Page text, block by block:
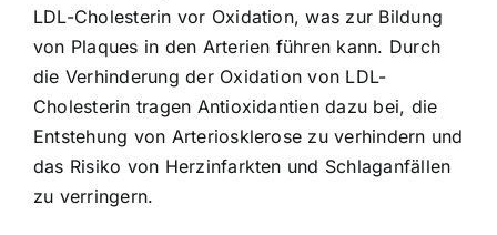
LDL-Cholesterin vor Oxidation, was zur Bildung
von Plaques in den Arterien führen kann. Durch
die Verhinderung der Oxidation von LDL-
Cholesterin tragen Antioxidantien dazu bei, die
Entstehung von Arteriosklerose zu verhindern und
das Risiko von Herzinfarkten und Schlaganfällen
zu verringern.